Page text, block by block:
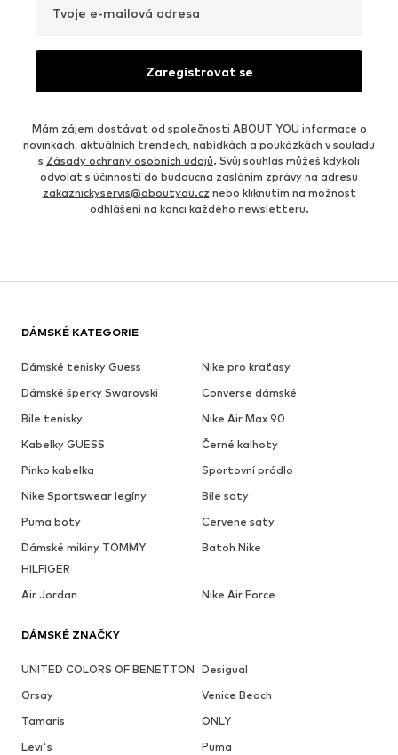
Tvoje e-mailová adresa
Zaregistrovat se
Mám zájem dostávat od společnosti ABOUT YOU informace o
novinkách, aktuálních trendech, nabídkách a poukázkách v souladu
s Zásady ochrany osobních údajů. Svůj souhlas můžeš kdykoli
odvolat s účinností do budoucna zasláním zprávy na adresu
zakaznickyservis@aboutyou.cz nebo kliknutím na možnost
odhlášení na konci každého newsletteru.
DÁMSKÉ KATEGORIE
Dámské tenisky Guess
Nike pro kraťasy
Dámské šperky Swarovski
Converse dámské
Bile tenisky
Nike Air Max 90
Kabelky GUESS
Černé kalhoty
Pinko kabelka
Sportovní prádlo
Nike Sportswear legíny
Bile saty
Puma boty
Cervene saty
Dámské mikiny TOMMY
HILFIGER
Batoh Nike
Air Jordan Nike Air Force
DÁMSKÉ ZNAČKY
UNITED COLORS OF BENETTON Desigual
Orsay
Venice Beach
Tamaris
ONLY
Levi's
Puma